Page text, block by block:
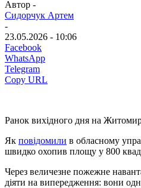
Автор -
Сидорчук Артем
-
23.05.2026 - 10:06
Facebook
WhatsApp
Telegram
Copy URL
Ранок вихідного дня на
Як повідомили в обласному
швидко охопив площу у 800
Через величезне пожежне
діяти на випередження: вони